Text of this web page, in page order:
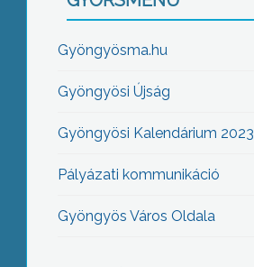
Gyöngyösma.hu
Gyöngyösi Újság
Gyöngyösi Kalendárium 2023
Pályázati kommunikáció
Gyöngyös Város Oldala